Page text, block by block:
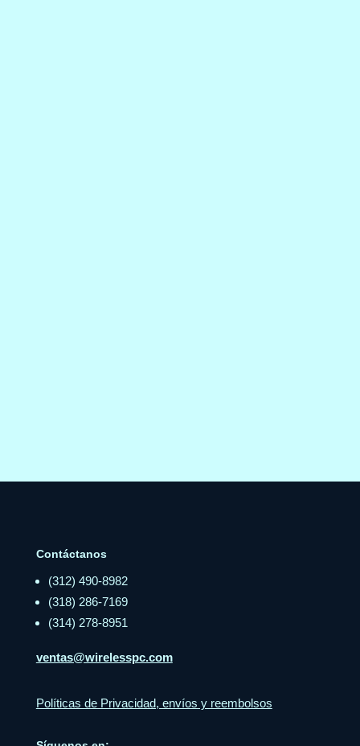
Contáctanos
(312) 490-8982
(318) 286-7169
(314) 278-8951
ventas@wirelesspc.com
Políticas de Privacidad, envíos y reembolsos